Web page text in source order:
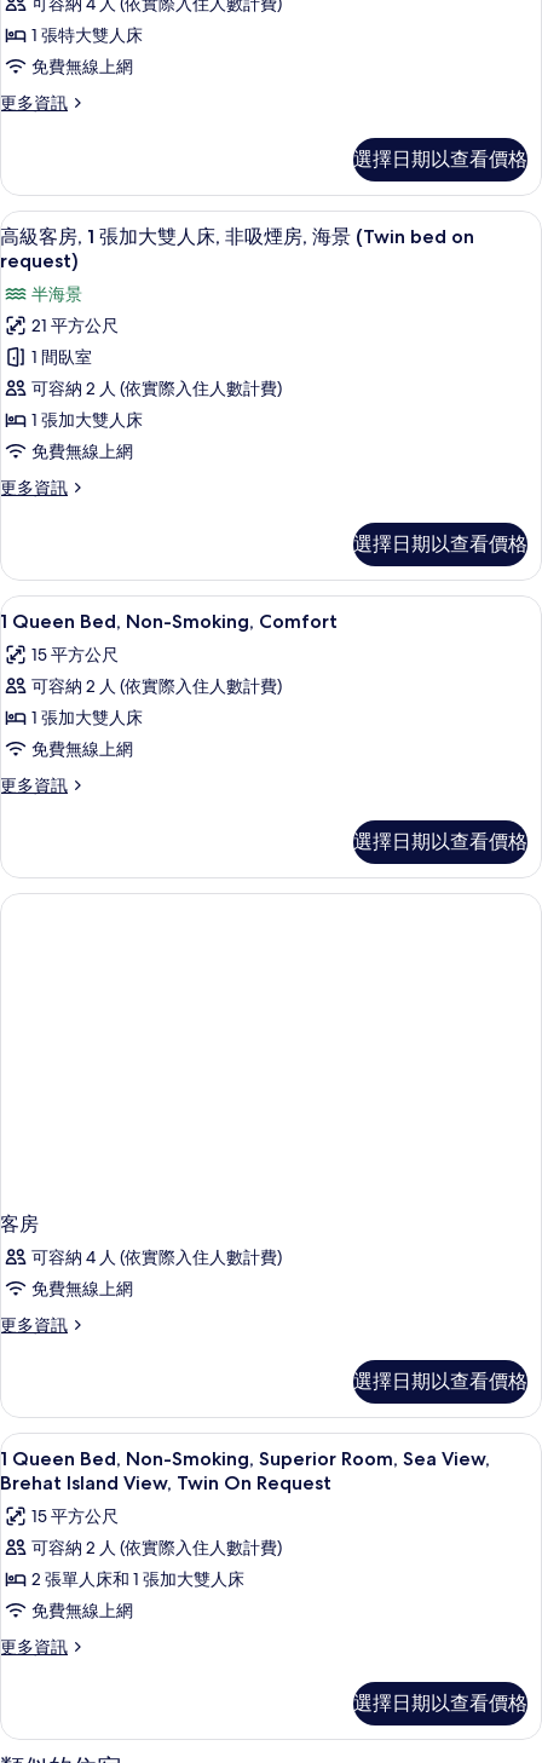
煙
房
的
相
片
人
床,
非
吸
煙
情
客
房,
張
大
雙
人
床,
非
吸
煙
房
(with
Sofabed)
的
相
片
1 張特大雙人床
免費無線上網
更多資訊
更
客
房,
1
張
大
雙
人
床,
非
煙
房
Sofabed)
選擇日期以查看價格
顯
示
高
級
客
房,
1
張
大
人
床,
非
吸
煙
房,
海
景
on
request)
高級客房, 1 張加大雙人床, 非吸煙房,
10
高級客房, 1 張加大雙人床, 非吸煙房, 海景 (Twin bed on
request)
半海景
21 平方公尺
1 間臥室
可容納 2 人 (依實際入住人數計費)
1 張加大雙人床
免費無線上網
更多資訊
更
客
房,
1
加
大
人
床,
吸
景
(Twin
選擇日期以查看價格
顯
示
1
Queen
Bed,
Non-
Smoking,
所
有
高級寢具、舒適加層、迷你吧、客房
4
1 Queen Bed, Non-Smoking, Comfort
15 平方公尺
可容納 2 人 (依實際入住人數計費)
1 張加大雙人床
免費無線上網
更多資訊
更
Bed,
Non-
Smoking,
選擇日期以查看價格
客房
可容納 4 人 (依實際入住人數計費)
免費無線上網
更多資訊
更
的
詳
情
選擇日期以查看價格
顯
示
1
Queen
Bed,
Non-
Smoking,
Superior
View,
高級寢具、舒適加層、迷你吧、客房
2
1 Queen Bed, Non-Smoking, Superior Room, Sea View,
Brehat Island View, Twin On Request
15 平方公尺
可容納 2 人 (依實際入住人數計費)
2 張單人床和 1 張加大雙人床
免費無線上網
更多資訊
更
Bed,
Non-
選擇日期以查看價格